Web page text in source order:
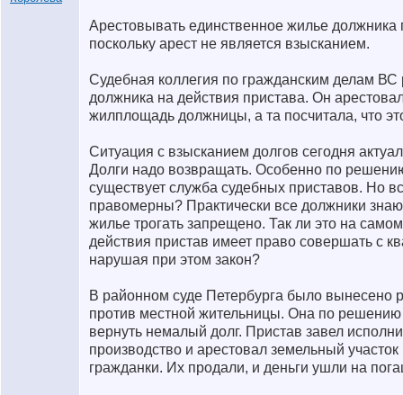
Арестовывать единственное жилье должника
поскольку арест не является взысканием.
Судебная коллегия по гражданским делам ВС
должника на действия пристава. Он
жилплощадь должницы, а та посчитала, что
Ситуация с взысканием долгов сегодня
Долги надо возвращать. Особенно по
существует служба судебных приставов. Но
правомерны? Практически все должники
жилье трогать запрещено. Так ли это на
действия пристав имеет право совершать с
нарушая при этом закон?
В районном суде Петербурга было вынесено
против местной жительницы. Она по
вернуть немалый долг. Пристав завел
производство и арестовал земельный участок
гражданки. Их продали, и деньги ушли на